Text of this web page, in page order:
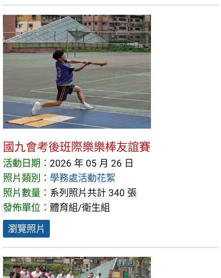
國九會考後班際樂樂棒友誼賽
活動日期： 2026 年 05 月 26 日
照片類別： 學務處活動花絮
照片數量： 系列照片共計 340 張
發佈單位： 體育組/衛生組
瀏覽照片